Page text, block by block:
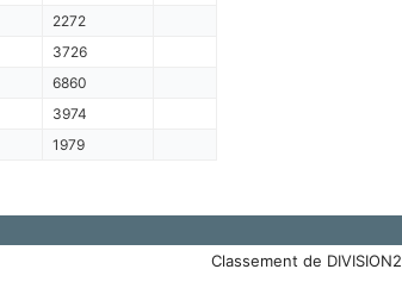
2272
3726
6860
3974
1979
Classement de DIVISION2